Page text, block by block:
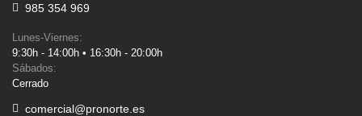
985 354 969
Lunes-Viernes:
9:30h - 14:00h • 16:30h - 20:00h
Sábados:
Cerrado
comercial@pronorte.es